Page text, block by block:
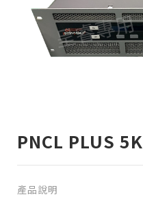
PNCL PLUS 5K
產品說明